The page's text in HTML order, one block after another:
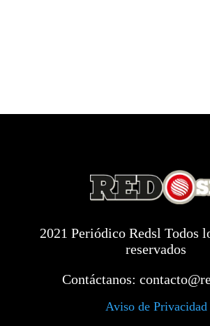
2021 Periódico Redsl Todos
reservados
Contáctanos:
Aviso de Privacidad